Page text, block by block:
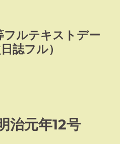
フルテキストデー
誌フル）
治元年12号